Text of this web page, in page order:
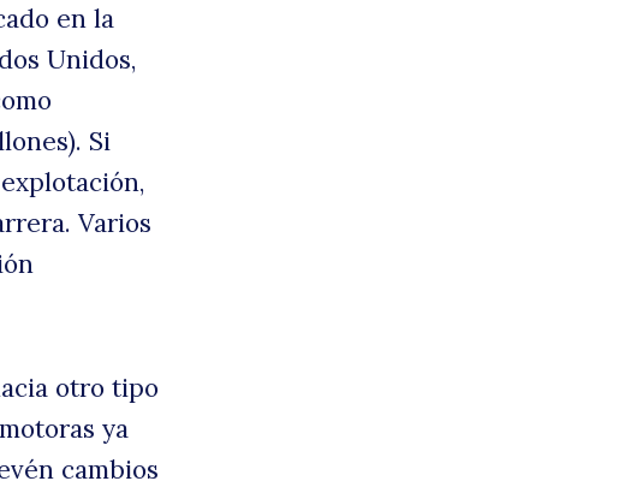
en la
Unidos,
Si
Varios
otro tipo
ya
cambios